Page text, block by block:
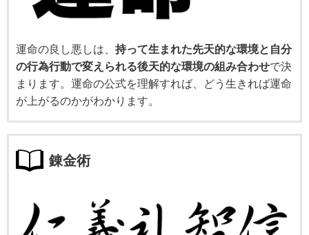
運命の良し悪しは、 持って生まれた先天的な環境と自分
の行為行動で変えられる後天的な環境の組み合わせで決
まります。運命の公式を理解すれば、どう生きれば運命
が上がるのかがわかります。
錬金術